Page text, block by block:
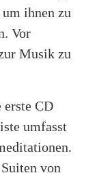
ihnen zu
Vor
Musik zu
CD
umfasst
von